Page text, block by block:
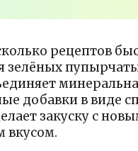
рецептов
зелёных
добавки в виде
закуску с
вкусом.